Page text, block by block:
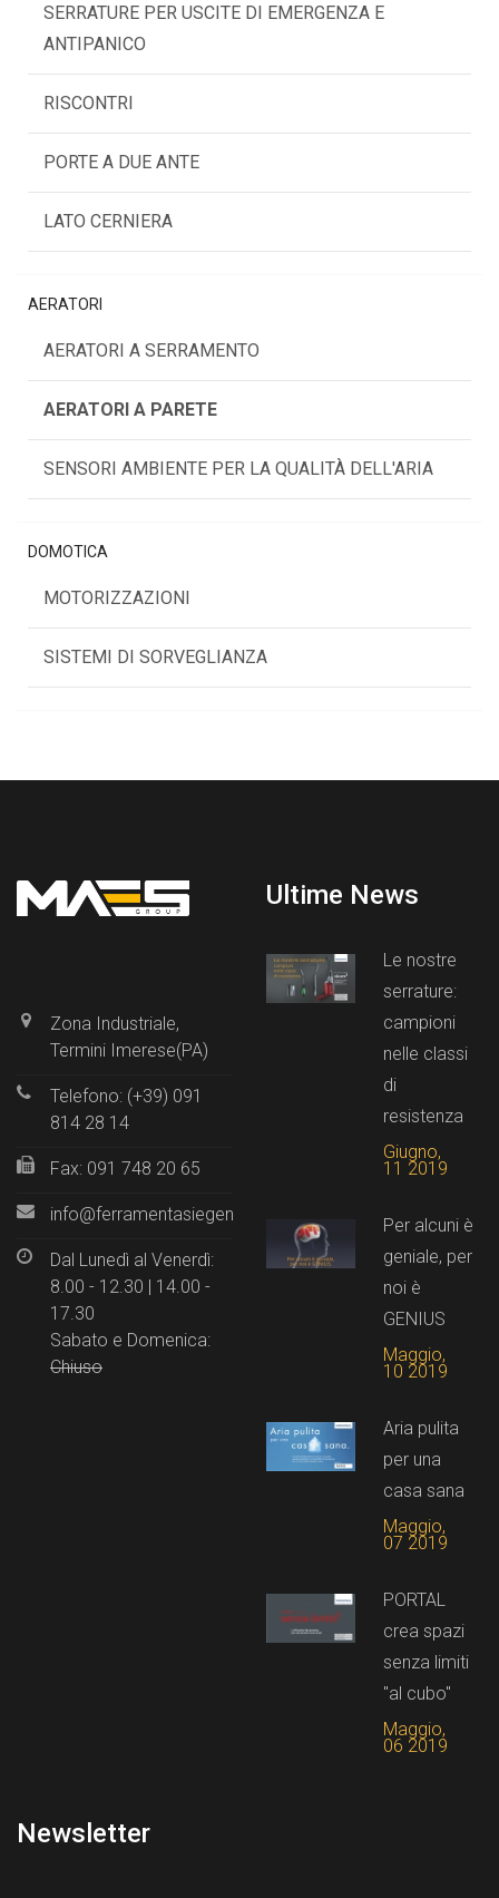
SERRATURE PER USCITE DI EMERGENZA E
ANTIPANICO
RISCONTRI
PORTE A DUE ANTE
LATO CERNIERA
AERATORI
AERATORI A SERRAMENTO
AERATORI A PARETE
SENSORI AMBIENTE PER LA QUALITÀ DELL'ARIA
DOMOTICA
MOTORIZZAZIONI
SISTEMI DI SORVEGLIANZA
Zona Industriale,
Termini Imerese(PA)
Telefono: (+39) 091
814 28 14
Fax: 091 748 20 65
info@ferramentasiegenia.it
Dal Lunedì al Venerdì:
8.00 - 12.30 | 14.00 -
17.30
Sabato e Domenica:
Chiuso
Ultime News
Le nostre
serrature:
campioni
nelle classi
di
resistenza
Giugno,
11 2019
Per alcuni è
geniale, per
noi è
GENIUS
Maggio,
10 2019
Aria pulita
per una
casa sana
Maggio,
07 2019
PORTAL
crea spazi
senza limiti
"al cubo"
Maggio,
06 2019
Newsletter